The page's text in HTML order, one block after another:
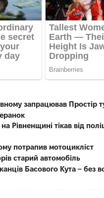
запрацював Простір
Рівненщині тікав від
потрапив мотоцикліст
старий автомобіль
Басового Кута – без